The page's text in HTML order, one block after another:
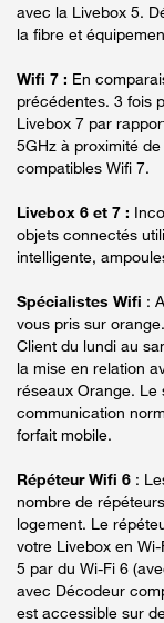
avec la Livebox 5.
la fibre et
Wifi 7 : En
précédentes. 3 fois
Livebox 7 par
5GHz à proximité
compatibles Wifi 7.
Livebox 6 et 7 :
objets connectés
intelligente,
Spécialistes Wifi :
vous pris sur
Client du lundi au
la mise en relation
réseaux Orange. Le
communication
forfait mobile.
Répéteur Wifi 6 :
nombre de
logement. Le
votre Livebox en
5 par du Wi-Fi 6
avec Décodeur
est accessible sur